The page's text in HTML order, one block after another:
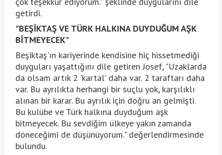
getirdi.
"BEŞİKTAŞ VE TÜRK HALKINA DUYDUĞUM AŞK
BİTMEYECEK"
Beşiktaş'ın kariyerinde kendisine hiç hissetmediği
duyguları yaşattığını dile getiren Josef, "Uzaklarda
da olsam artık 2 'kartal' daha var. 2 taraftarı daha
var. Bu ayrılıkta herhangi bir suçlu yok, karşılıklı
alınan bir karar. Bu ayrılık için doğru an gelmişti.
Bu kulübe ve Türk halkına duyduğum aşk
bitmeyecek. Bu sevdiğim ülkeye yakın zamanda
döneceğimi de düşünüyorum." değerlendirmesinde
bulundu.